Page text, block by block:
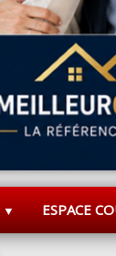
▼ ESPACE